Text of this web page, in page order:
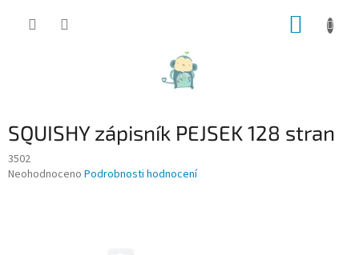
SQUISHY zápisník PEJSEK 128 stran
3502
Průměrné
Neohodnoceno Podrobnosti hodnocení